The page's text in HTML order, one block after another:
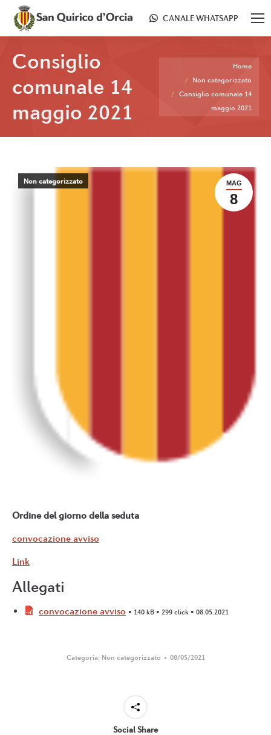
CANALE WHATSAPP
Consiglio
comunale 14
maggio 2021
Home
Non categorizzato
Consiglio comunale 14
maggio 2021
MAG
8
Non categorizzato
Ordine del giorno della seduta
convocazione avviso
Link
Allegati
convocazione avviso • 140 kB • 299 click • 08.05.2021
Categoria: Non categorizzato 08/05/2021
Social Share